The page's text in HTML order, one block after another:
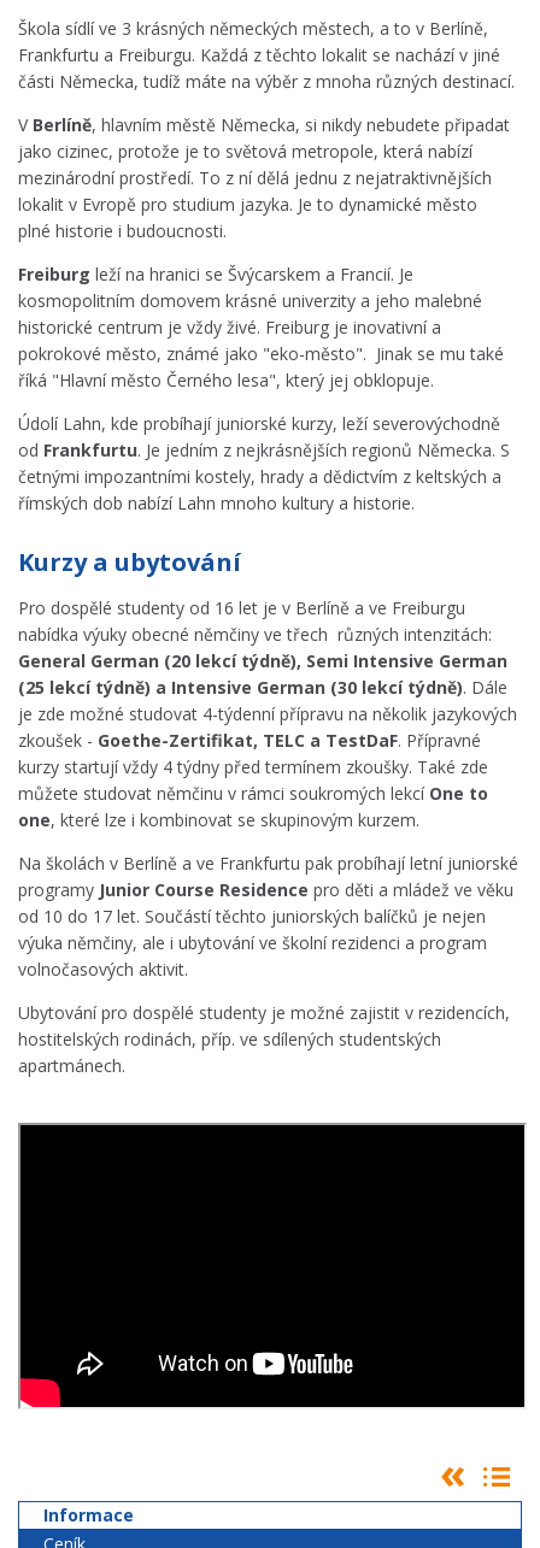
Škola sídlí ve 3 krásných německých městech, a to v Berlíně,
Frankfurtu a Freiburgu. Každá z těchto lokalit se nachází v jiné
části Německa, tudíž máte na výběr z mnoha různých destinací.
V Berlíně, hlavním městě Německa, si nikdy nebudete připadat
jako cizinec, protože je to světová metropole, která nabízí
mezinárodní prostředí. To z ní dělá jednu z nejatraktivnějších
lokalit v Evropě pro studium jazyka. Je to dynamické město
plné historie i budoucnosti.
Freiburg leží na hranici se Švýcarskem a Francií. Je
kosmopolitním domovem krásné univerzity a jeho malebné
historické centrum je vždy živé. Freiburg je inovativní a
pokrokové město, známé jako "eko-město". Jinak se mu také
říká "Hlavní město Černého lesa", který jej obklopuje.
Údolí Lahn, kde probíhají juniorské kurzy, leží severovýchodně
od Frankfurtu. Je jedním z nejkrásnějších regionů Německa. S
četnými impozantními kostely, hrady a dědictvím z keltských a
římských dob nabízí Lahn mnoho kultury a historie.
Kurzy a ubytování
Pro dospělé studenty od 16 let je v Berlíně a ve Freiburgu
nabídka výuky obecné němčiny ve třech různých intenzitách:
General German (20 lekcí týdně), Semi Intensive German
(25 lekcí týdně) a Intensive German (30 lekcí týdně). Dále
je zde možné studovat 4-týdenní přípravu na několik jazykových
zkoušek - Goethe-Zertifikat, TELC a TestDaF. Přípravné
kurzy startují vždy 4 týdny před termínem zkoušky. Také zde
můžete studovat němčinu v rámci soukromých lekcí One to
one, které lze i kombinovat se skupinovým kurzem.
Na školách v Berlíně a ve Frankfurtu pak probíhají letní juniorské
programy Junior Course Residence pro děti a mládež ve věku
od 10 do 17 let. Součástí těchto juniorských balíčků je nejen
výuka němčiny, ale i ubytování ve školní rezidenci a program
volnočasových aktivit.
Ubytování pro dospělé studenty je možné zajistit v rezidencích,
hostitelských rodinách, příp. ve sdílených studentských
apartmánech.
Informace